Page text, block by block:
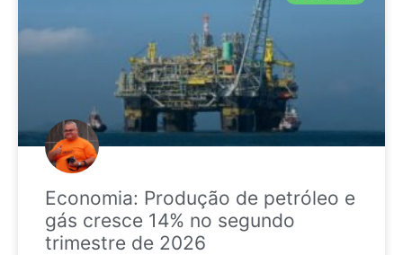
Economia: Produção de petróleo e
gás cresce 14% no segundo
trimestre de 2026